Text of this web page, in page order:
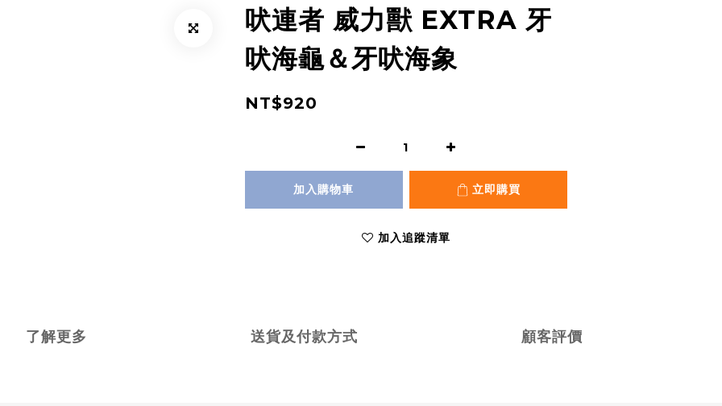
吠連者 威力獸 EXTRA 牙
吠海龜＆牙吠海象
NT$920
加入購物車 立即購買
加入追蹤清單
了解更多 送貨及付款方式 顧客評價